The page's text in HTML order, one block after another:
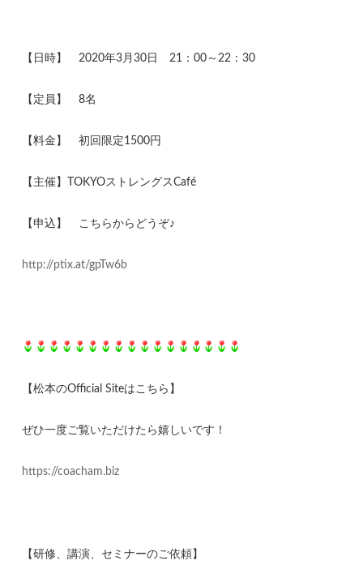
【日時】 2020年3月30日 21：00～22：30
【定員】 8名
【料金】 初回限定1500円
【主催】TOKYOストレングスCafé
【申込】 こちらからどうぞ♪
http://ptix.at/gpTw6b
【松本のOfficial Siteはこちら】
ぜひ一度ご覧いただけたら嬉しいです！
https://coacham.biz
【研修、講演、セミナーのご依頼】